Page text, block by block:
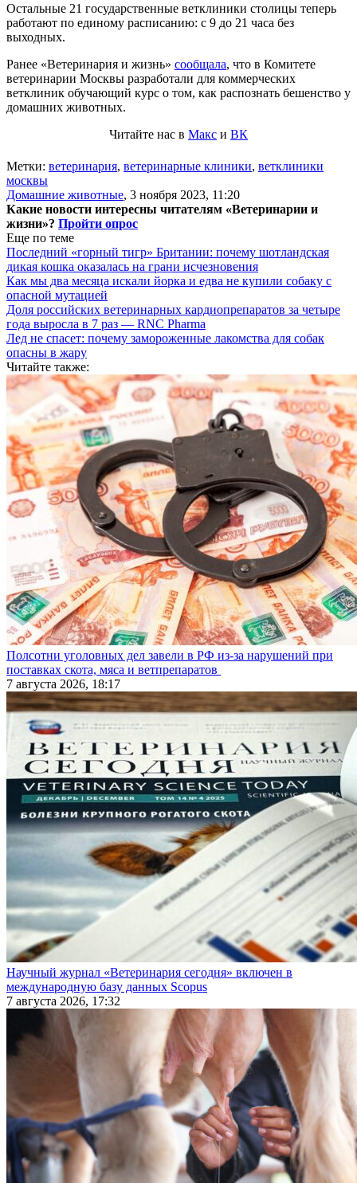
Остальные 21 государственные ветклиники столицы теперь
работают по единому расписанию: с 9 до 21 часа без
выходных.
Ранее «Ветеринария и жизнь» сообщала, что в Комитете
ветеринарии Москвы разработали для коммерческих
ветклиник обучающий курс о том, как распознать бешенство у
домашних животных.
Читайте нас в Макс и ВК
Метки: ветеринария, ветеринарные клиники, ветклиники
москвы
Домашние животные, 3 ноября 2023, 11:20
Какие новости интересны читателям «Ветеринарии и
жизни»? Пройти опрос
Еще по теме
Последний «горный тигр» Британии: почему шотландская
дикая кошка оказалась на грани исчезновения
Как мы два месяца искали йорка и едва не купили собаку с
опасной мутацией
Доля российских ветеринарных кардиопрепаратов за четыре
года выросла в 7 раз — RNC Pharma
Лед не спасет: почему замороженные лакомства для собак
опасны в жару
Читайте также:
Полсотни уголовных дел завели в РФ из-за нарушений при
поставках скота, мяса и ветпрепаратов
7 августа 2026, 18:17
Научный журнал «Ветеринария сегодня» включен в
международную базу данных Scopus
7 августа 2026, 17:32